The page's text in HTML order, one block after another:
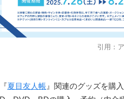
引用：
『夏目友人帳 』関連のグッズを購